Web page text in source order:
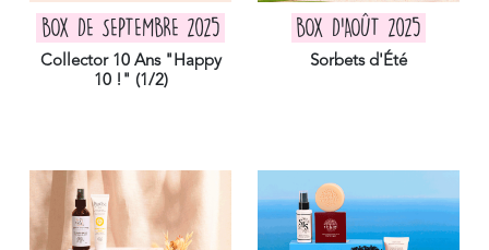
BOX DE SEPTEMBRE 2025
Collector 10 Ans "Happy
10 !" (1/2)
BOX D'AOÛT 2025
Sorbets d'Été